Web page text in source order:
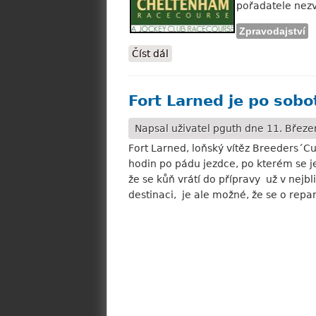
pořadatele
Zpravodajství
Číst dál
Fort Larned je po
Napsal uživatel pguth dne 11.
Fort Larned, loňský vítěz
hodin po pádu jezdce, po kterém se
že se kůň vrátí do přípravy už v
destinaci, je ale možné, že se o